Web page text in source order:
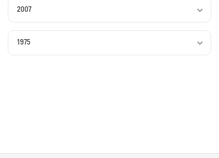
2007
1975